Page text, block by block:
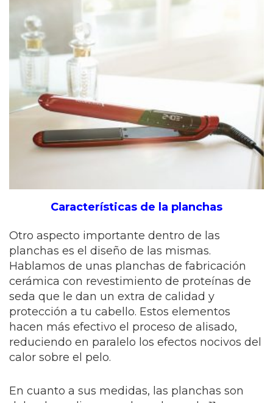
Características de la planchas
Otro aspecto importante dentro de las
planchas es el diseño de las mismas.
Hablamos de unas planchas de fabricación
cerámica con revestimiento de proteínas de
seda que le dan un extra de calidad y
protección a tu cabello. Estos elementos
hacen más efectivo el proceso de alisado,
reduciendo en paralelo los efectos nocivos del
calor sobre el pelo.
En cuanto a sus medidas, las planchas son